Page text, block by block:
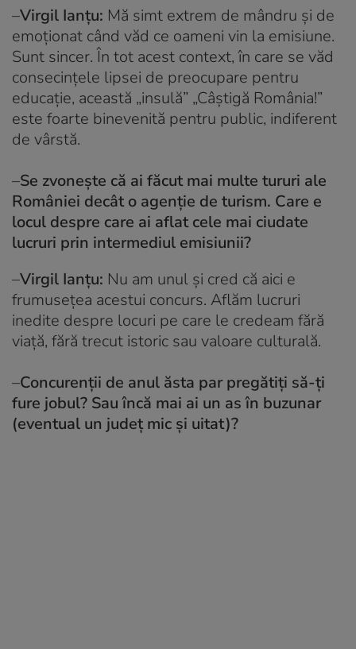
–Virgil Ianţu: Mă simt extrem de mândru şi de
emoționat când văd ce oameni vin la emisiune.
Sunt sincer. În tot acest context, în care se văd
consecințele lipsei de preocupare pentru
educație, această „insulă” „Câştigă România!”
este foarte binevenită pentru public, indiferent
de vârstă.
–Se zvonește că ai făcut mai multe tururi ale
României decât o agenție de turism. Care e
locul despre care ai aflat cele mai ciudate
lucruri prin intermediul emisiunii?
–Virgil Ianţu: Nu am unul şi cred că aici e
frumusețea acestui concurs. Aflăm lucruri
inedite despre locuri pe care le credeam fără
viață, fără trecut istoric sau valoare culturală.
–Concurenții de anul ăsta par pregătiți să-ţi
fure jobul? Sau încă mai ai un as în buzunar
(eventual un județ mic și uitat)?